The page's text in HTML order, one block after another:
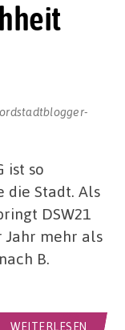
ist so
Stadt. Als
DSW21
Jahr mehr als
B.
WEITERLESEN